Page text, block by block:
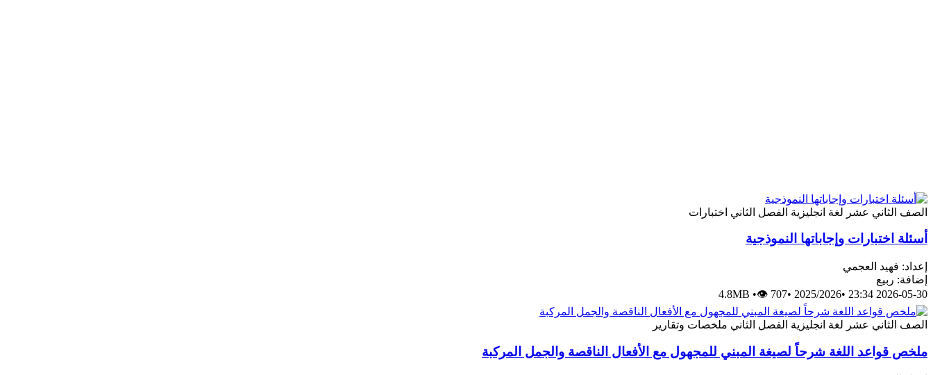
الصف الثاني عشر لغة انجليزية الفصل الثاني اختبارات
أسئلة اختبارات وإجاباتها النموذجية
إعداد: فهيد العجمي
إضافة: ربيع
2026-05-30 23:34
•
2025/2026
•
4.8MB •👁 707
الصف الثاني عشر لغة انجليزية الفصل الثاني ملخصات وتقارير
ملخص قواعد اللغة شرحاً لصيغة المبني للمجهول مع الأفعال الناقصة والجمل المركبة